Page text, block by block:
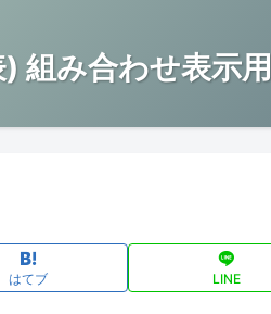
組み合わせ表示
はてブ LINE